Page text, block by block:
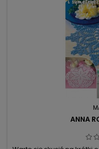
ANNA